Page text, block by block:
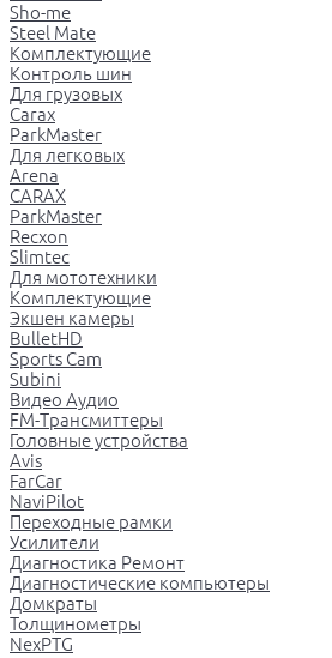
Sho-me
Steel Mate
Комплектующие
Контроль шин
Для грузовых
Carax
ParkMaster
Для легковых
Arena
CARAX
ParkMaster
Recxon
Slimtec
Для мототехники
Комплектующие
Экшен камеры
BulletHD
Sports Cam
Subini
Видео Аудио
FM-Трансмиттеры
Головные устройства
Avis
FarCar
NaviPilot
Переходные рамки
Усилители
Диагностика Ремонт
Диагностические компьютеры
Домкраты
Толщинометры
NexPTG